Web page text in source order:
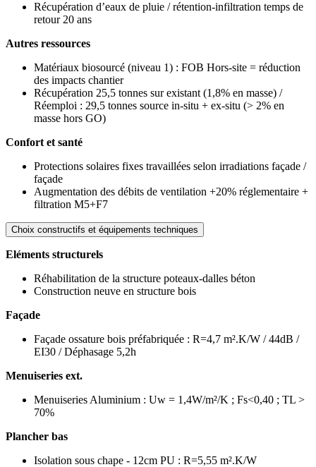
Récupération d’eaux de pluie / rétention-infiltration temps de
retour 20 ans
Autres ressources
Matériaux biosourcé (niveau 1) : FOB Hors-site = réduction
des impacts chantier
Récupération 25,5 tonnes sur existant (1,8% en masse) /
Réemploi : 29,5 tonnes source in-situ + ex-situ (> 2% en
masse hors GO)
Confort et santé
Protections solaires fixes travaillées selon irradiations façade /
façade
Augmentation des débits de ventilation +20% réglementaire +
filtration M5+F7
Choix constructifs et équipements techniques
Eléments structurels
Réhabilitation de la structure poteaux-dalles béton
Construction neuve en structure bois
Façade
Façade ossature bois préfabriquée : R=4,7 m².K/W / 44dB /
EI30 / Déphasage 5,2h
Menuiseries ext.
Menuiseries Aluminium : Uw = 1,4W/m²/K ; Fs<0,40 ; TL >
70%
Plancher bas
Isolation sous chape - 12cm PU : R=5,55 m².K/W